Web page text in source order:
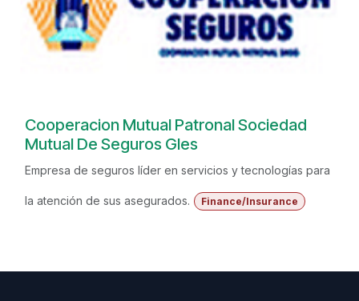
Cooperacion Mutual Patronal Sociedad
Mutual De Seguros Gles
Empresa de seguros líder en servicios y tecnologías para
la atención de sus asegurados. Finance/Insurance